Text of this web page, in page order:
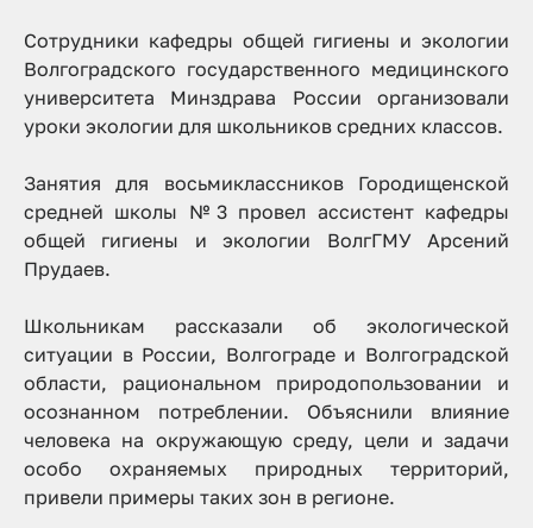
Сотрудники кафедры общей гигиены и экологии
Волгоградского государственного медицинского
университета Минздрава России организовали
уроки экологии для школьников средних классов.
Занятия для восьмиклассников Городищенской
средней школы №3 провел ассистент кафедры
общей гигиены и экологии ВолгГМУ Арсений
Прудаев.
Школьникам рассказали об экологической
ситуации в России, Волгограде и Волгоградской
области, рациональном природопользовании и
осознанном потреблении. Объяснили влияние
человека на окружающую среду, цели и задачи
особо охраняемых природных территорий,
привели примеры таких зон в регионе.